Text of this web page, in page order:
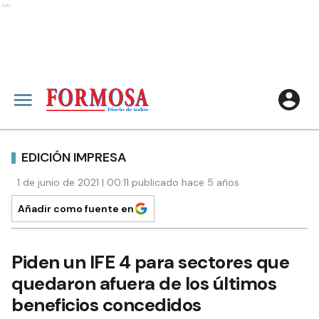
Ads
EDICIÓN IMPRESA
1 de junio de 2021 | 00:11 publicado hace 5 años
Añadir como fuente en
Piden un IFE 4 para sectores que
quedaron afuera de los últimos
beneficios concedidos